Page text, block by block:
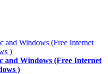
and Windows (Free Internet
)